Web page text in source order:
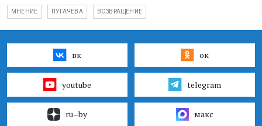
МНЕНИЕ ПУГАЧЁВА ВОЗВРАЩЕНИЕ
вк ок
youtube telegram
ru–by макс